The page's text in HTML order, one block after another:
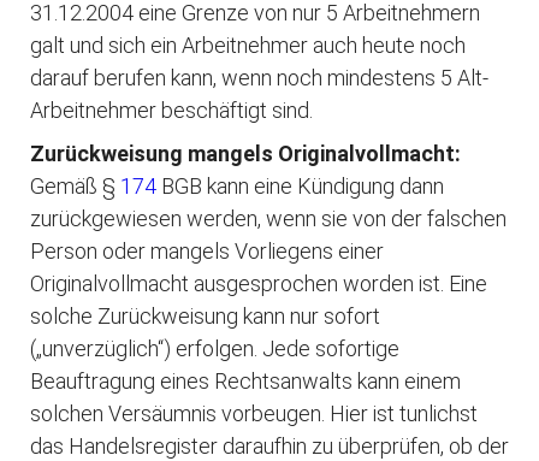
31.12.2004 eine Grenze von nur 5 Arbeitnehmern
galt und sich ein Arbeitnehmer auch heute noch
darauf berufen kann, wenn noch mindestens 5 Alt-
Arbeitnehmer beschäftigt sind.
Zurückweisung mangels Originalvollmacht:
Gemäß § 174 BGB kann eine Kündigung dann
zurückgewiesen werden, wenn sie von der falschen
Person oder mangels Vorliegens einer
Originalvollmacht ausgesprochen worden ist. Eine
solche Zurückweisung kann nur sofort
(„unverzüglich“) erfolgen. Jede sofortige
Beauftragung eines Rechtsanwalts kann einem
solchen Versäumnis vorbeugen. Hier ist tunlichst
das Handelsregister daraufhin zu überprüfen, ob der